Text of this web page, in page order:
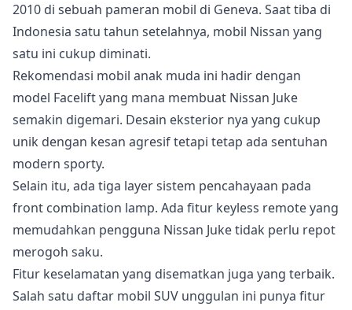
2010 di sebuah pameran mobil di Geneva. Saat tiba di
Indonesia satu tahun setelahnya, mobil Nissan yang
satu ini cukup diminati.
Rekomendasi mobil anak muda ini hadir dengan
model Facelift yang mana membuat Nissan Juke
semakin digemari. Desain eksterior nya yang cukup
unik dengan kesan agresif tetapi tetap ada sentuhan
modern sporty.
Selain itu, ada tiga layer sistem pencahayaan pada
front combination lamp. Ada fitur keyless remote yang
memudahkan pengguna Nissan Juke tidak perlu repot
merogoh saku.
Fitur keselamatan yang disematkan juga yang terbaik.
Salah satu daftar mobil SUV unggulan ini punya fitur